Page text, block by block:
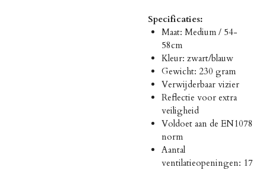
Specificaties:
Maat: Medium / 54-
58cm
Kleur: zwart/blauw
Gewicht: 230 gram
Verwijderbaar vizier
Reflectie voor extra
veiligheid
Voldoet aan de EN1078
norm
Aantal
ventilatieopeningen: 17